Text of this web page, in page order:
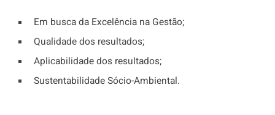
Em busca da Excelência na Gestão;
Qualidade dos resultados;
Aplicabilidade dos resultados;
Sustentabilidade Sócio-Ambiental.